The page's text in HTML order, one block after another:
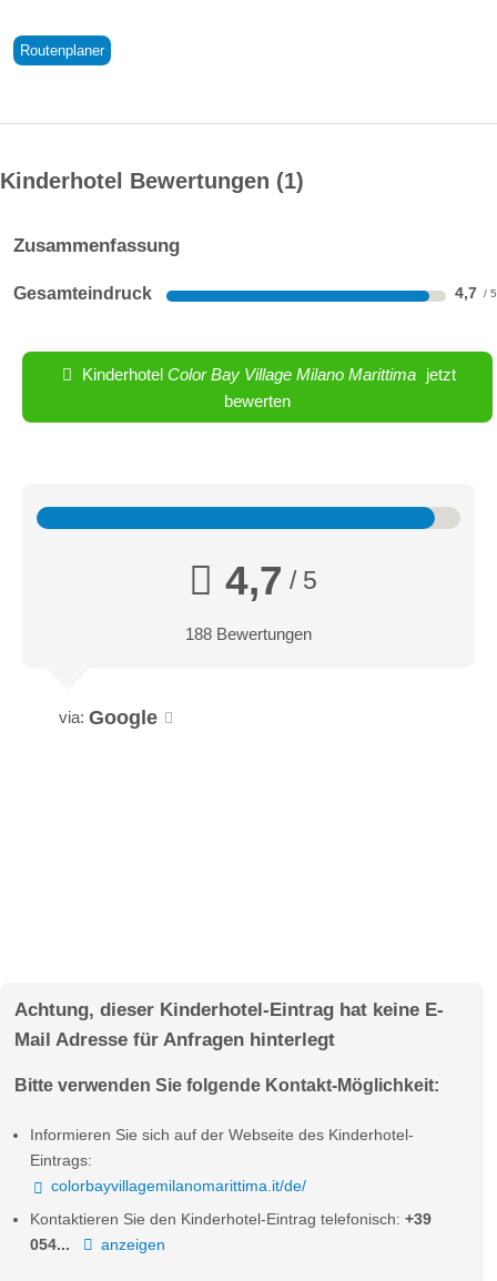
Routenplaner
Kinderhotel Bewertungen 1
Zusammenfassung
Gesamteindruck 4,7
Kinderhotel Color Bay Village Milano Marittima
jetzt
bewerten
4,7 / 5
188 Bewertungen
via: Google
Achtung, dieser Kinderhotel-Eintrag hat keine E-
Mail Adresse für Anfragen hinterlegt
Bitte verwenden Sie folgende Kontakt-Möglichkeit:
Informieren Sie sich auf der Webseite des Kinderhotel-
Eintrags:
colorbayvillagemilanomarittima.it/de/
Kontaktieren Sie den Kinderhotel-Eintrag telefonisch:+39
054...
anzeigen